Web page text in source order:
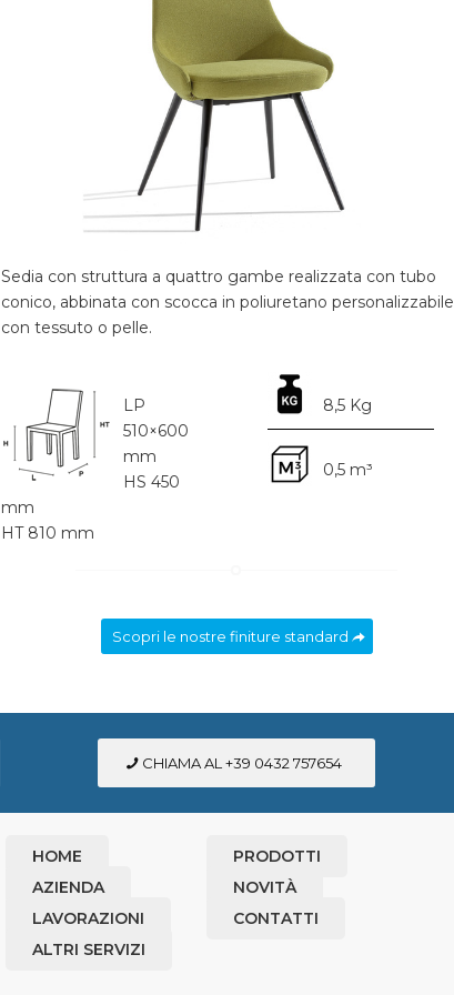
Sedia con struttura a quattro gambe realizzata con tubo
conico, abbinata con scocca in poliuretano personalizzabile
con tessuto o pelle.
LP
510×600
mm
HS 450
mm
HT 810 mm
8,5 Kg
0,5 m³
Scopri le nostre finiture standard
CHIAMA AL +39 0432 757654
HOME
AZIENDA
LAVORAZIONI
ALTRI SERVIZI
PRODOTTI
NOVITÀ
CONTATTI